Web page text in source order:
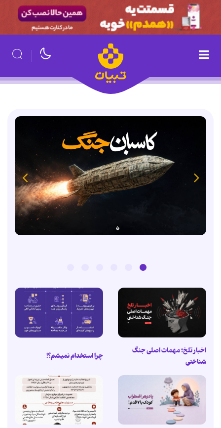
اخبار تلخ؛ مهمات اصلی جنگ
شناختی
چرا استخدام نمیشم؟!